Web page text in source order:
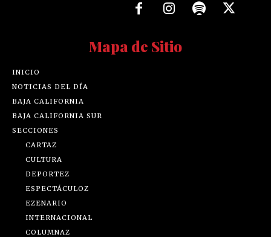
Mapa de Sitio
INICIO
NOTICIAS DEL DÍA
BAJA CALIFORNIA
BAJA CALIFORNIA SUR
SECCIONES
CARTAZ
CULTURA
DEPORTEZ
ESPECTÁCULOZ
EZENARIO
INTERNACIONAL
COLUMNAZ